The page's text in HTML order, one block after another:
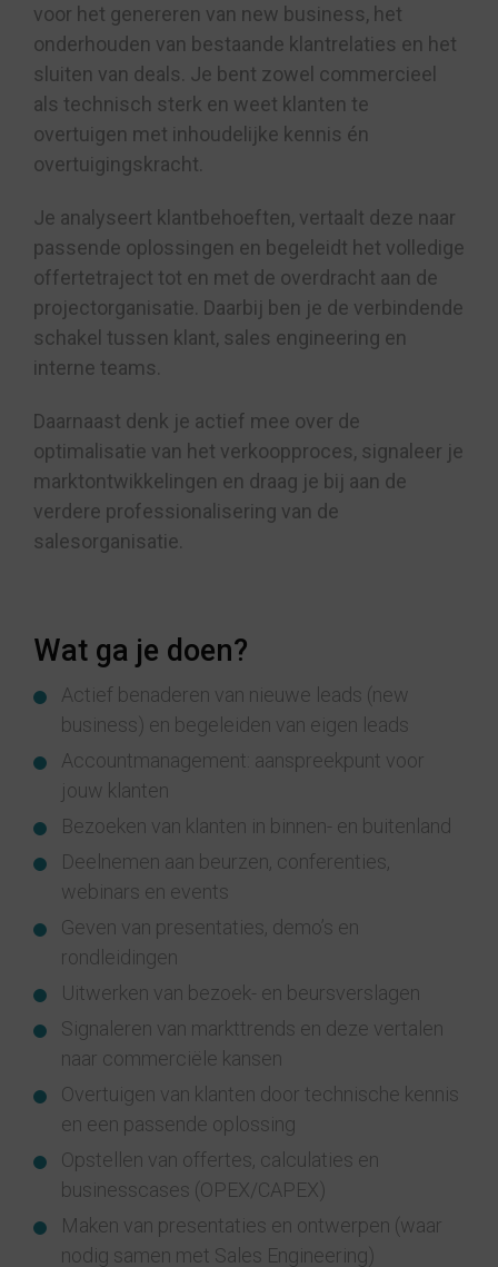
voor het genereren van new business, het
onderhouden van bestaande klantrelaties en het
sluiten van deals. Je bent zowel commercieel
als technisch sterk en weet klanten te
overtuigen met inhoudelijke kennis én
overtuigingskracht.
Je analyseert klantbehoeften, vertaalt deze naar
passende oplossingen en begeleidt het volledige
offertetraject tot en met de overdracht aan de
projectorganisatie. Daarbij ben je de verbindende
schakel tussen klant, sales engineering en
interne teams.
Daarnaast denk je actief mee over de
optimalisatie van het verkoopproces, signaleer je
marktontwikkelingen en draag je bij aan de
verdere professionalisering van de
salesorganisatie.
Wat ga je doen?
Actief benaderen van nieuwe leads (new
business) en begeleiden van eigen leads
Accountmanagement: aanspreekpunt voor
jouw klanten
Bezoeken van klanten in binnen- en buitenland
Deelnemen aan beurzen, conferenties,
webinars en events
Geven van presentaties, demo’s en
rondleidingen
Uitwerken van bezoek- en beursverslagen
Signaleren van markttrends en deze vertalen
naar commerciële kansen
Overtuigen van klanten door technische kennis
en een passende oplossing
Opstellen van offertes, calculaties en
businesscases (OPEX/CAPEX)
Maken van presentaties en ontwerpen (waar
nodig samen met Sales Engineering)